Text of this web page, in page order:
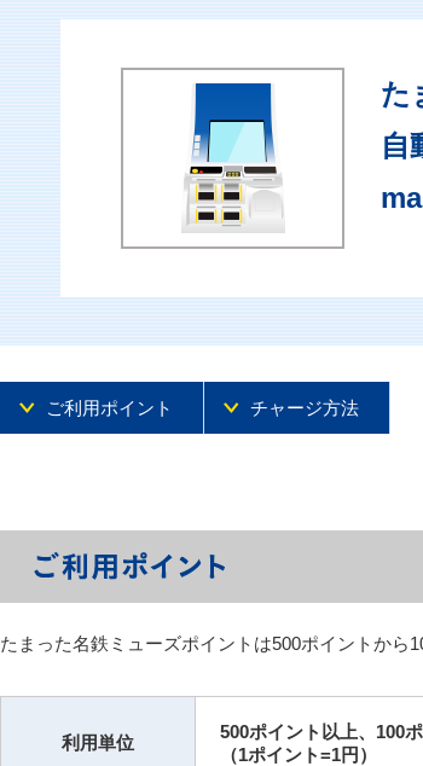
た
自
ご利用ポイント チャージ方法
たまった名鉄ミューズポイントは500ポイントか
利用単位
500ポイント以上、100
（1ポイント=1円）